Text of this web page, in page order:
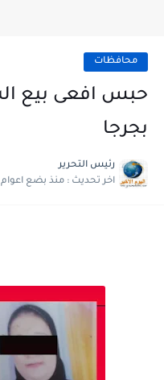
محافظات
بجرجا
رئيس التحرير
اخر تحديث : منذ بضع اعوام